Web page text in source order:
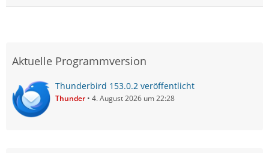
Aktuelle Programmversion
Thunderbird 153.0.2 veröffentlicht
Thunder 4. August 2026 um 22:28